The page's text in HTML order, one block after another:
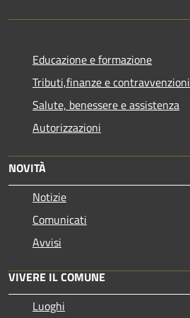
Educazione e formazione
Tributi,finanze e contravvenzioni
Salute, benessere e assistenza
Autorizzazioni
NOVITÀ
Notizie
Comunicati
Avvisi
VIVERE IL COMUNE
Luoghi